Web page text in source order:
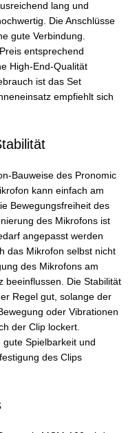
lang und
Die Anschlüsse
gute Verbindung.
entsprechend
High-End-Qualität
ist das Set
empfiehlt sich
Bauweise des Pronomic
kann einfach am
Bewegungsfreiheit des
des Mikrofons ist
angepasst werden
das Mikrofon selbst nicht
des Mikrofons am
beeinflussen. Die Stabilität
Regel gut, solange der
oder Vibrationen
der Clip lockert.
Spielbarkeit und
des Clips